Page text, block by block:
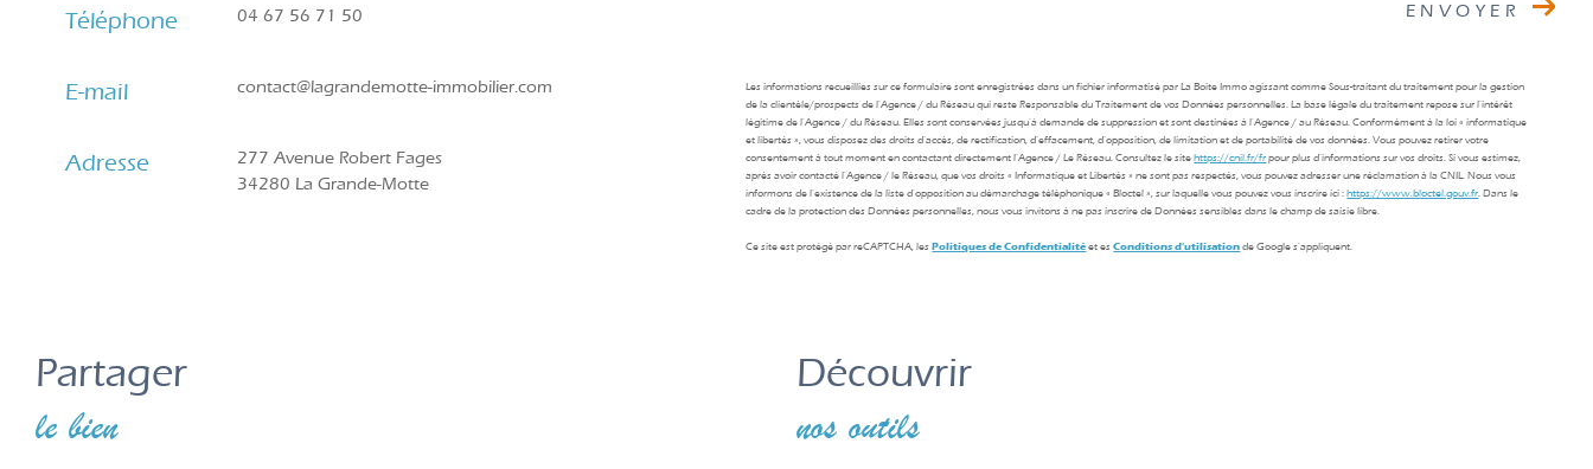
Téléphone 04 67 56 71 50
E-mail contact@lagrandemotte-immobilier.com
Adresse
277 Avenue Robert Fages
34280 La Grande-Motte
ENVOYER
Les informations recueillies sur ce formulaire sont enregistrées dans un fichier informatisé par La Boite Immo agissant comme Sous-traitant du traitement pour la gestion
de la clientèle/prospects de l'Agence / du Réseau qui reste Responsable du Traitement de vos Données personnelles. La base légale du traitement repose sur l'intérêt
légitime de l'Agence / du Réseau. Elles sont conservées jusqu'à demande de suppression et sont destinées à l'Agence / au Réseau. Conformément à la loi « informatique
et libertés », vous disposez des droits d’accès, de rectification, d’effacement, d’opposition, de limitation et de portabilité de vos données. Vous pouvez retirer votre
consentement à tout moment en contactant directement l’Agence / Le Réseau. Consultez le sitehttps://cnil.fr/fr pour plus d’informations sur vos droits. Si vous estimez,
après avoir contacté l'Agence / le Réseau, que vos droits « Informatique et Libertés » ne sont pas respectés, vous pouvez adresser une réclamation à la CNIL. Nous vous
informons de l’existence de la liste d'opposition au démarchage téléphonique « Bloctel », sur laquelle vous pouvez vous inscrire ici :https://www.bloctel.gouv.fr . Dans le
cadre de la protection des Données personnelles, nous vous invitons à ne pas inscrire de Données sensibles dans le champ de saisie libre.
Ce site est protégé par reCAPTCHA, lesPolitiques de Confidentialité et esConditions d'utilisation de Google s'appliquent.
partager
le bien
découvrir
nos outils